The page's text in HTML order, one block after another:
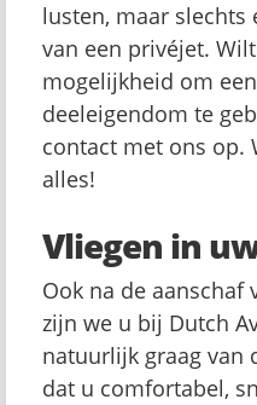
lusten, maar slechts
van een privéjet.
mogelijkheid om
deeleigendom te
contact met ons op.
alles!
Vliegen in
Ook na de aanschaf
zijn we u bij Dutch
natuurlijk graag van
dat u comfortabel,